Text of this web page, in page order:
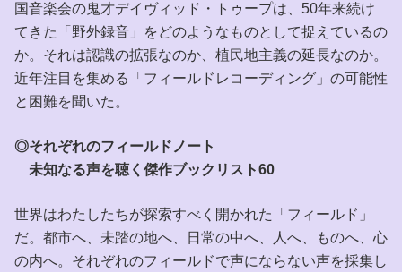
国音楽会の鬼才デイヴィッド・トゥープは、50年来続け
てきた「野外録音」をどのようなものとして捉えているの
か。それは認識の拡張なのか、植民地主義の延長なのか。
近年注目を集める「フィールドレコーディング」の可能性
と困難を聞いた。
◎それぞれのフィールドノート
未知なる声を聴く傑作ブックリスト60
世界はわたしたちが探索すべく開かれた「フィールド」
だ。都市へ、未踏の地へ、日常の中へ、人へ、ものへ、心
の内へ。それぞれのフィールドで声にならない声を採集し